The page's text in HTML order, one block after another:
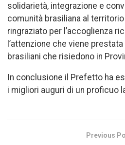
solidarietà, integrazione e
comunità brasiliana al
ringraziato per l’accoglienza
l’attenzione che viene
brasiliani che risiedono in
In conclusione il Prefetto ha
i migliori auguri di un proficuo
Previous